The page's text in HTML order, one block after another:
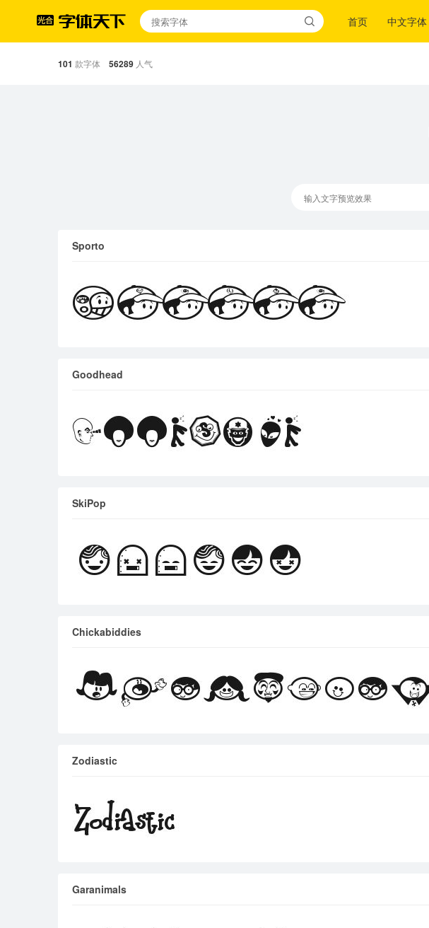
首页 中文字体
101 款字体 56289 人气
Sporto
Goodhead
SkiPop
Chickabiddies
Zodiastic
Garanimals